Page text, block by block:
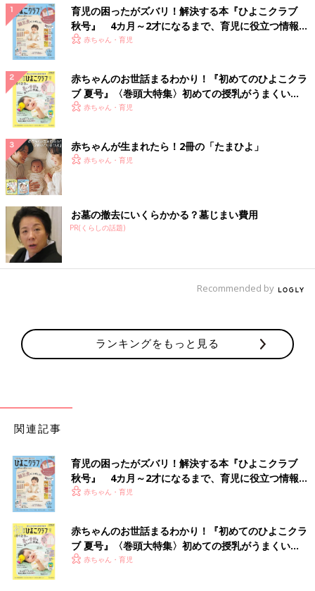
が寝返りをし、ズリバイをはじめ・・・少しで
も動くようになると、家の中が危険でいっぱい
なことに気づきました！なんでも口に入れたが
いつの間にか、たっちして届くようになってい
たり。机のカドも危ないし、床のホコリや汚れ
も気になります。
事故を未然に防ぐためには先回りが重要なので、常に目を皿のよ
のとがったもの、誤飲しそうな小さいボタンや薬など・・・。
つけたら即、子どもの手の届かないところに移動！！
というのが
習慣になってしまいました。
育児の困ったがズバリ！解決する本『ひよこクラブ
秋号』 4カ月～2才になるまで、育児に役立つ情報が
いっぱい！
赤ちゃん・育児
赤ちゃんのお世話まるわかり！『初めてのひよこクラ
ブ 夏号』〈巻頭大特集〉初めての授乳がうまくい
く！ おっぱい・ミルクの基本と夏のトラブル 解決テ
赤ちゃん・育児
赤ちゃんが生まれたら！2冊の「たまひよ」
赤ちゃん・育児
お墓の撤去にいくらかかる？墓じまい費用
PR(くらしの話題)
Recommended by
ランキングをもっと見る
関連記事
育児の困ったがズバリ！解決する本『ひよこクラブ
秋号』 4カ月～2才になるまで、育児に役立つ情報が
いっぱい！
赤ちゃん・育児
赤ちゃんのお世話まるわかり！『初めてのひよこクラ
ブ 夏号』〈巻頭大特集〉初めての授乳がうまくい
く！ おっぱい・ミルクの基本と夏のトラブル 解決テ
赤ちゃん・育児